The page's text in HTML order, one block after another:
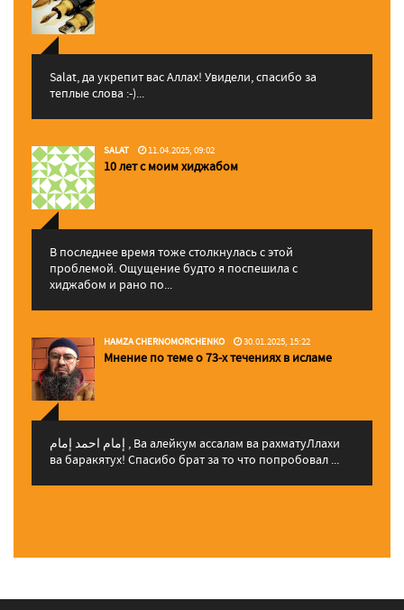
Salat, да укрепит вас Аллаx! Увидели, спасибо за
теплые слова :-)...
SALAT 11.04.2025, 09:02
10 лет с моим хиджабом
В последнее время тоже столкнулась с этой
проблемой. Ощущение будто я поспешила с
хиджабом и рано по...
HAMZA CHERNOMORCHENKO 30.01.2025, 15:22
Мнение по теме о 73-х течениях в исламе
إمام احمد إمام , Ва алейкум ассалам ва рахматуЛлахи
ва баракятух! Спасибо брат за то что попробовал ...